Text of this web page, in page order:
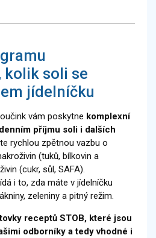
kolik soli se
jídelníčku
vám poskytne komplexní
příjmu soli i dalších
rychlou zpětnou vazbu o
(tuků, bílkovin a
(cukr, sůl, SAFA).
i to, zda máte v jídelníčku
zeleniny a pitný režim.
receptů STOB, které jsou
odborníky a tedy vhodné i